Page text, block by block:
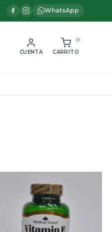
WhatsApp
CUENTA
0
CARRITO